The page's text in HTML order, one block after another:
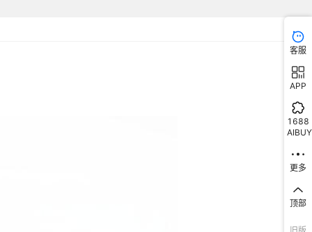
客服
APP
1688
AIBUY
更多
顶部